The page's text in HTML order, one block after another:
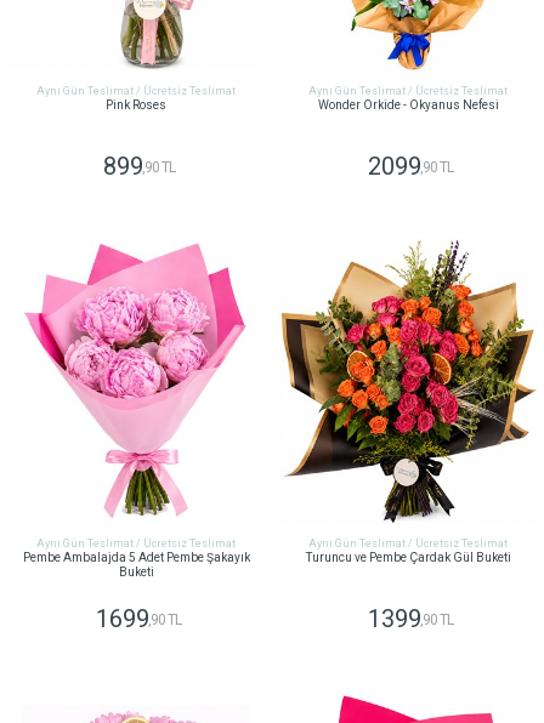
Aynı Gün Teslimat / Ücretsiz Teslimat
Pink Roses
899,90 TL
Aynı Gün Teslimat / Ücretsiz Teslimat
Wonder Orkide - Okyanus Nefesi
2099,90 TL
Aynı Gün Teslimat / Ücretsiz Teslimat
Pembe Ambalajda 5 Adet Pembe Şakayık
Buketi
1699 ,90 TL
Aynı Gün Teslimat / Ücretsiz Teslimat
Turuncu ve Pembe Çardak Gül Buketi
1399 ,90 TL